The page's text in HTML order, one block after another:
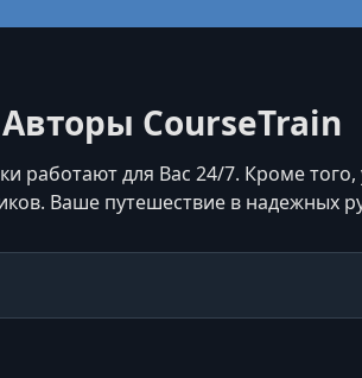
CourseTrain
работают для Вас 24/7. Кроме
Ваше путешествие в надежных